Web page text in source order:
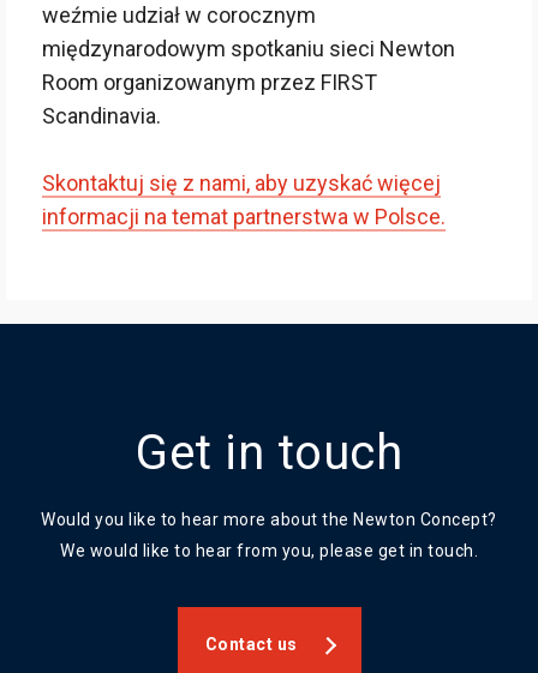
weźmie udział w corocznym
międzynarodowym spotkaniu sieci Newton
Room organizowanym przez FIRST
Scandinavia.
Skontaktuj się z nami, aby uzyskać więcej
informacji na temat partnerstwa w Polsce.
Get in touch
Would you like to hear more about the Newton Concept?
We would like to hear from you, please get in touch.
Contact us